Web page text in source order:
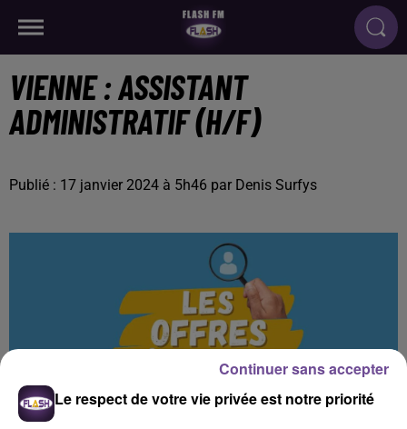
VIENNE : ASSISTANT
ADMINISTRATIF (H/F)
Publié : 17 janvier 2024 à 5h46 par Denis Surfys
Le respect de votre vie privée est notre priorité
Continuer sans accepter